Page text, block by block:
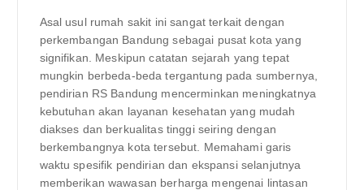
Asal usul rumah sakit ini sangat terkait dengan
perkembangan Bandung sebagai pusat kota yang
signifikan. Meskipun catatan sejarah yang tepat
mungkin berbeda-beda tergantung pada sumbernya,
pendirian RS Bandung mencerminkan meningkatnya
kebutuhan akan layanan kesehatan yang mudah
diakses dan berkualitas tinggi seiring dengan
berkembangnya kota tersebut. Memahami garis
waktu spesifik pendirian dan ekspansi selanjutnya
memberikan wawasan berharga mengenai lintasan